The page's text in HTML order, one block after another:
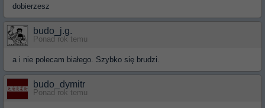
dobierzesz
budo_j.g.
Ponad rok temu
a i nie polecam białego. Szybko się brudzi.
budo_dymitr
Ponad rok temu